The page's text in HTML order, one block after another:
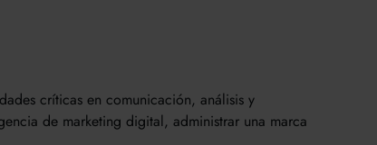
críticas en comunicación, análisis y
de marketing digital, administrar una marca